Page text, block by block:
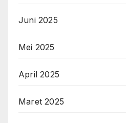
Juni 2025
Mei 2025
April 2025
Maret 2025